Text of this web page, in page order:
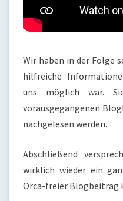
Wir haben in der Folge
hilfreiche
uns möglich war.
vorausgegangenen
nachgelesen werden.
Abschließend
wirklich wieder ein
Orca-freier Blogbeitrag